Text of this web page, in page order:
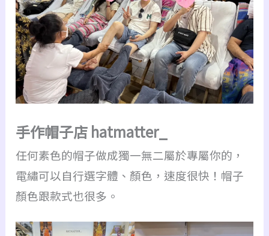
手作帽子店 hatmatter_
任何素色的帽子做成獨一無二屬於專屬你的，
電繡可以自行選字體、顏色，速度很快！帽子
顏色跟款式也很多。